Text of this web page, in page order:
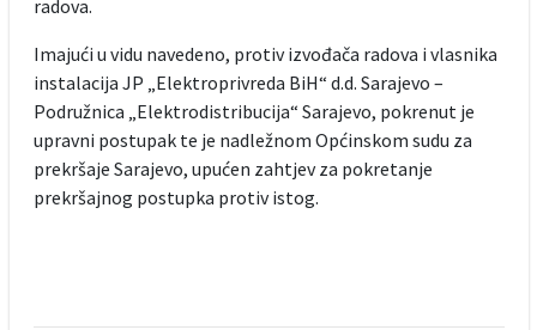
radova.
Imajući u vidu navedeno, protiv izvođača radova i vlasnika
instalacija JP „Elektroprivreda BiH“ d.d. Sarajevo –
Podružnica „Elektrodistribucija“ Sarajevo, pokrenut je
upravni postupak te je nadležnom Općinskom sudu za
prekršaje Sarajevo, upućen zahtjev za pokretanje
prekršajnog postupka protiv istog.